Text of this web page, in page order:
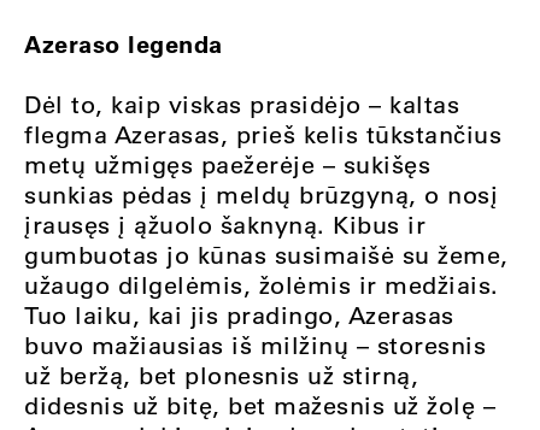
Azeraso legenda
Dėl to, kaip viskas prasidėjo – kaltas
flegma Azerasas, prieš kelis tūkstančius
metų užmigęs paežerėje – sukišęs
sunkias pėdas į meldų brūzgyną, o nosį
įrausęs į ąžuolo šaknyną. Kibus ir
gumbuotas jo kūnas susimaišė su žeme,
užaugo dilgelėmis, žolėmis ir medžiais.
Tuo laiku, kai jis pradingo, Azerasas
buvo mažiausias iš milžinų – storesnis
už beržą, bet plonesnis už stirną,
didesnis už bitę, bet mažesnis už žolę –